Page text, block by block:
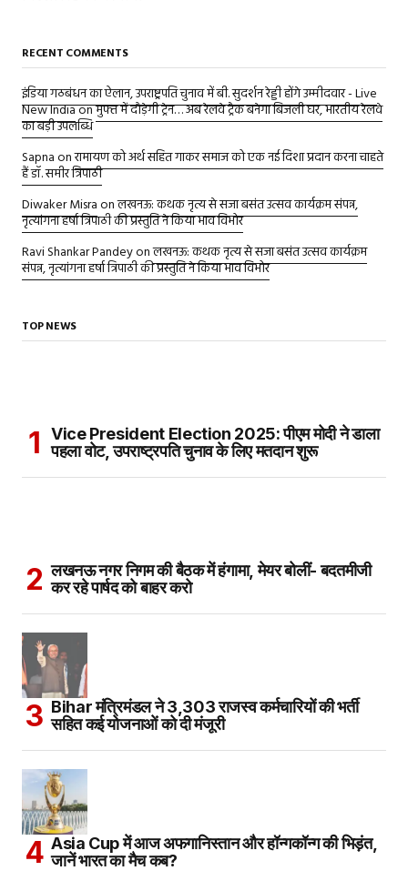
RECENT COMMENTS
इंडिया गठबंधन का ऐलान, उपराष्ट्रपति चुनाव में बी. सुदर्शन रेड्डी होंगे उम्मीदवार - Live
New Indiaonमुफ्त में दौड़ेगी ट्रेन… अब रेलवे ट्रैक बनेगा बिजली घर, भारतीय रेलवे
का बड़ी उपलब्धि
Sapnaonरामायण को अर्थ सहित गाकर समाज को एक नई दिशा प्रदान करना चाहते
हैं डॉ. समीर त्रिपाठी
Diwaker Misraonलखनऊ: कथक नृत्य से सजा बसंत उत्सव कार्यक्रम संपन्न,
नृत्यांगना हर्षा त्रिपाठी की प्रस्तुति ने किया भाव विभोर
Ravi Shankar Pandeyonलखनऊ: कथक नृत्य से सजा बसंत उत्सव कार्यक्रम
संपन्न, नृत्यांगना हर्षा त्रिपाठी की प्रस्तुति ने किया भाव विभोर
TOP NEWS
Vice President Election 2025: पीएम मोदी ने डाला
पहला वोट, उपराष्ट्रपति चुनाव के लिए मतदान शुरू
लखनऊ नगर निगम की बैठक में हंगामा, मेयर बोलीं- बदतमीजी
कर रहे पार्षद को बाहर करो
Bihar मंत्रिमंडल ने 3,303 राजस्व कर्मचारियों की भर्ती
सहित कई योजनाओं को दी मंजूरी
Asia Cup में आज अफगानिस्तान और हॉन्गकॉन्ग की भिड़ंत,
जानें भारत का मैच कब?